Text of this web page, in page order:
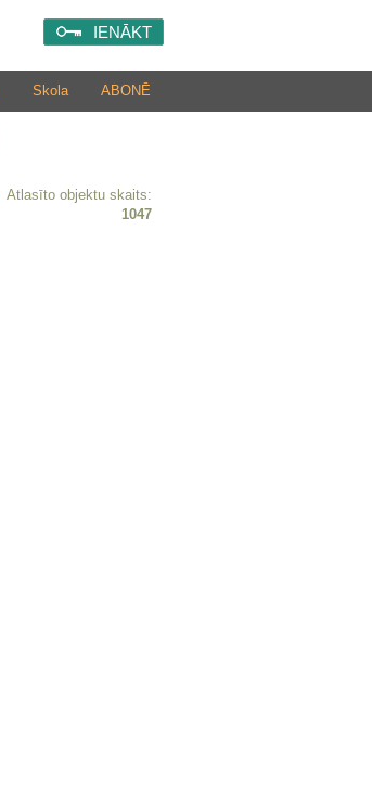
IENĀKT
ABONĒ
Skola
Atlasīto objektu skaits:
1047